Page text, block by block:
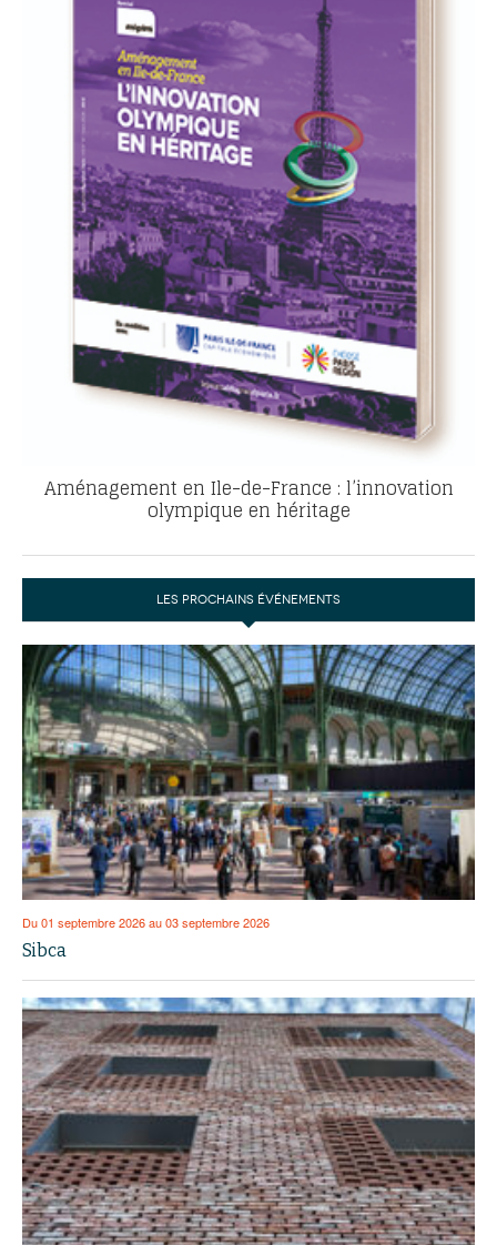
Aménagement en Ile-de-France : l’innovation
olympique en héritage
LES PROCHAINS ÉVÉNEMENTS
Du 01 septembre 2026 au 03 septembre 2026
Sibca